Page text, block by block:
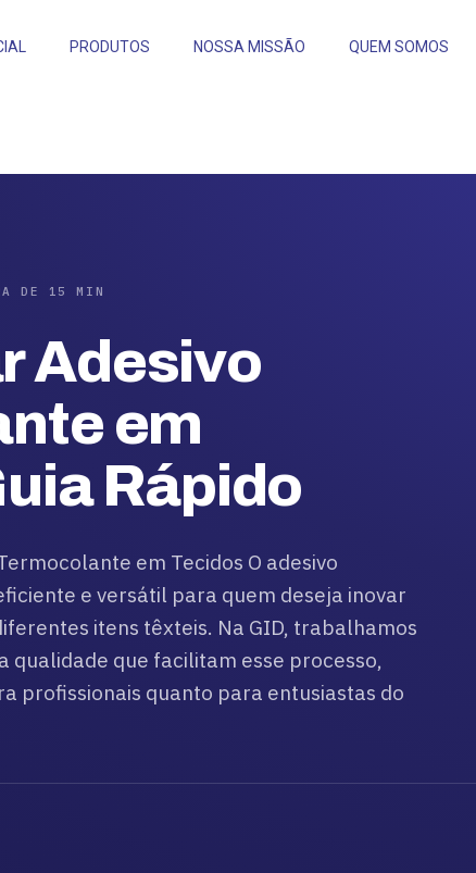
PRODUTOS NOSSA MISSÃO QUEM SOMOS
DE 15 MIN
Adesivo
em
Rápido
em Tecidos O adesivo
e versátil para quem deseja inovar
itens têxteis. Na GID, trabalhamos
que facilitam esse processo,
profissionais quanto para entusiastas do